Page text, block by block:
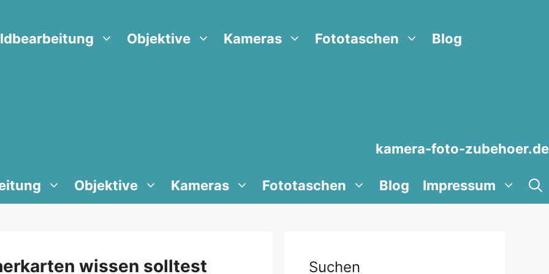
Objektive Kameras Fototaschen Blog
kamera-foto-zubehoer.de
Objektive Kameras Fototaschen Blog Impressum
wissen solltest
Suchen